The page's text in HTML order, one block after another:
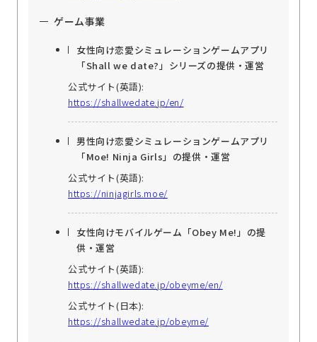
ゲーム事業
女性向け恋愛シミュレーションゲームアプリ
「Shall we date?」シリーズの提供・運営
公式サイト(英語):
https://shallwedate.jp/en/
男性向け恋愛シミュレーションゲームアプリ
「Moe! Ninja Girls」の提供・運営
公式サイト(英語):
https://ninjagirls.moe/
女性向けモバイルゲーム「Obey Me!」の提
供・運営
公式サイト(英語):
https://shallwedate.jp/obeyme/en/
公式サイト(日本):
https://shallwedate.jp/obeyme/